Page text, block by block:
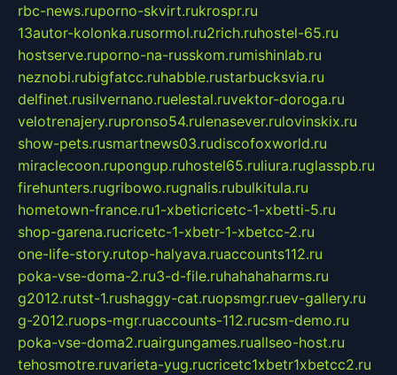
rbc-news.ruporno-skvirt.rukrospr.ru
13autor-kolonka.rusormol.ru2rich.ruhostel-65.ru
hostserve.ruporno-na-russkom.rumishinlab.ru
neznobi.rubigfatcc.ruhabble.rustarbucksvia.ru
delfinet.rusilvernano.ruelestal.ruvektor-doroga.ru
velotrenajery.rupronso54.rulenasever.rulovinskix.ru
show-pets.rusmartnews03.rudiscofoxworld.ru
miraclecoon.rupongup.ruhostel65.ruliura.ruglasspb.ru
firehunters.rugribowo.rugnalis.rubulkitula.ru
hometown-france.ru1-xbeticricetc-1-xbetti-5.ru
shop-garena.rucricetc-1-xbetr-1-xbetcc-2.ru
one-life-story.rutop-halyava.ruaccounts112.ru
poka-vse-doma-2.ru3-d-file.ruhahahaharms.ru
g2012.rutst-1.rushaggy-cat.ruopsmgr.ruev-gallery.ru
g-2012.ruops-mgr.ruaccounts-112.rucsm-demo.ru
poka-vse-doma2.ruairgungames.ruallseo-host.ru
tehosmotre.ruvarieta-yug.rucricetc1xbetr1xbetcc2.ru